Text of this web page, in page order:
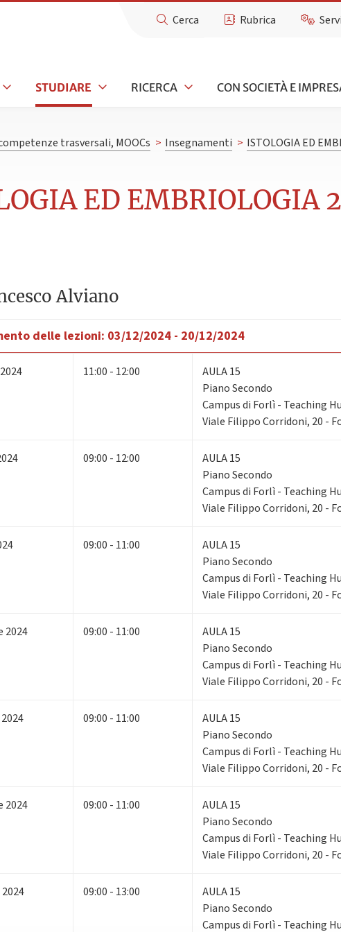
Cerca Rubrica
STUDIARE RICERCA CON SOCIETÀ E
trasversali, MOOCs > Insegnamenti > ISTOLOGIA ED
ED EMBRIOLOGIA
Alviano
delle lezioni: 03/12/2024 - 20/12/2024
11:00 - 12:00
AULA 15
Piano Secondo
Campus di Forlì - Teaching
Viale Filippo Corridoni, 20 -
09:00 - 12:00
AULA 15
Piano Secondo
Campus di Forlì - Teaching
Viale Filippo Corridoni, 20 -
09:00 - 11:00
AULA 15
Piano Secondo
Campus di Forlì - Teaching
Viale Filippo Corridoni, 20 -
2024 09:00 - 11:00
AULA 15
Piano Secondo
Campus di Forlì - Teaching
Viale Filippo Corridoni, 20 -
09:00 - 11:00
AULA 15
Piano Secondo
Campus di Forlì - Teaching
Viale Filippo Corridoni, 20 -
2024 09:00 - 11:00
AULA 15
Piano Secondo
Campus di Forlì - Teaching
Viale Filippo Corridoni, 20 -
09:00 - 13:00
AULA 15
Piano Secondo
Campus di Forlì - Teaching